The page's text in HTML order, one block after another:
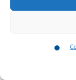
いて作業を行な